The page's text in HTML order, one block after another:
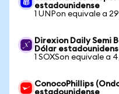
estadounidense
1 UNPon equivale a
Direxion Daily Semi
Dólar
1 SOXSon equivale a
ConocoPhillips
estadounidense